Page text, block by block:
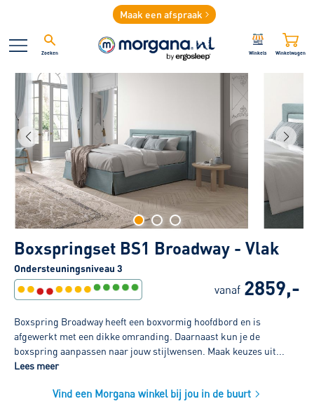
Maak een afspraak
Zoeken Winkels Winkelwagen
Boxspringset BS1 Broadway - Vlak
Ondersteuningsniveau 3
vanaf 2859,-
Boxspring Broadway heeft een boxvormig hoofdbord en is
afgewerkt met een dikke omranding. Daarnaast kun je de
boxspring aanpassen naar jouw stijlwensen. Maak keuzes uit...
Lees meer
Vind een Morgana winkel bij jou in de buurt